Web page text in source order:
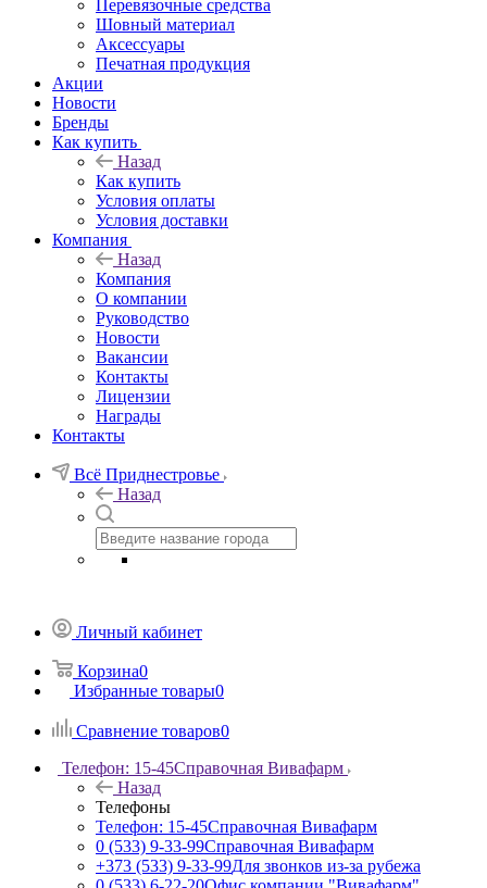
Перевязочные средства
Шовный материал
Аксессуары
Печатная продукция
Акции
Новости
Бренды
Как купить
Назад
Как купить
Условия оплаты
Условия доставки
Компания
Назад
Компания
О компании
Руководство
Новости
Вакансии
Контакты
Лицензии
Награды
Контакты
Всё Приднестровье
Назад
Личный кабинет
Корзина0
Избранные товары0
Сравнение товаров0
Телефон: 15-45Справочная Вивафарм
Назад
Телефоны
Телефон: 15-45Справочная Вивафарм
0 (533) 9-33-99Справочная Вивафарм
+373 (533) 9-33-99Для звонков из-за рубежа